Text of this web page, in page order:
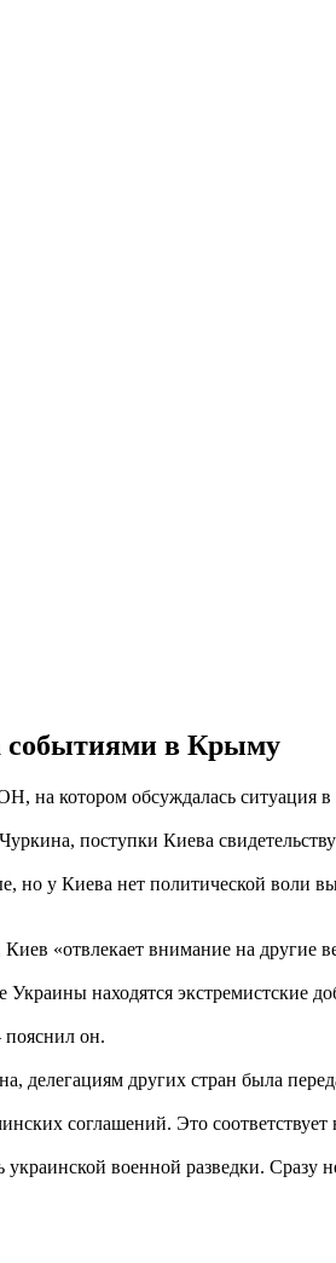
событиями в Крыму
на котором обсуждалась
поступки Киева
у Киева нет политической воли
«отвлекает внимание на другие
находятся экстремистские
он.
делегациям других стран была
соглашений. Это
военной разведки. Сразу